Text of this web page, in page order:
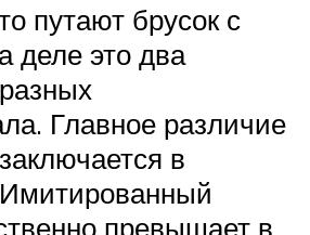
путают брусок с
деле это два
Главное различие
в
превышает в